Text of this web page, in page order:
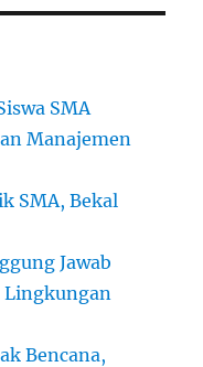
SMA
Manajemen
SMA, Bekal
Jawab
Lingkungan
Bencana,